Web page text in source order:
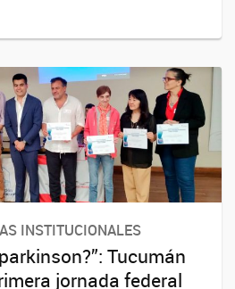
INSTITUCIONALES
Tucumán
jornada federal